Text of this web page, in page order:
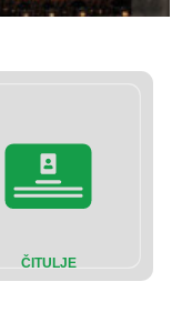
ČITULJE